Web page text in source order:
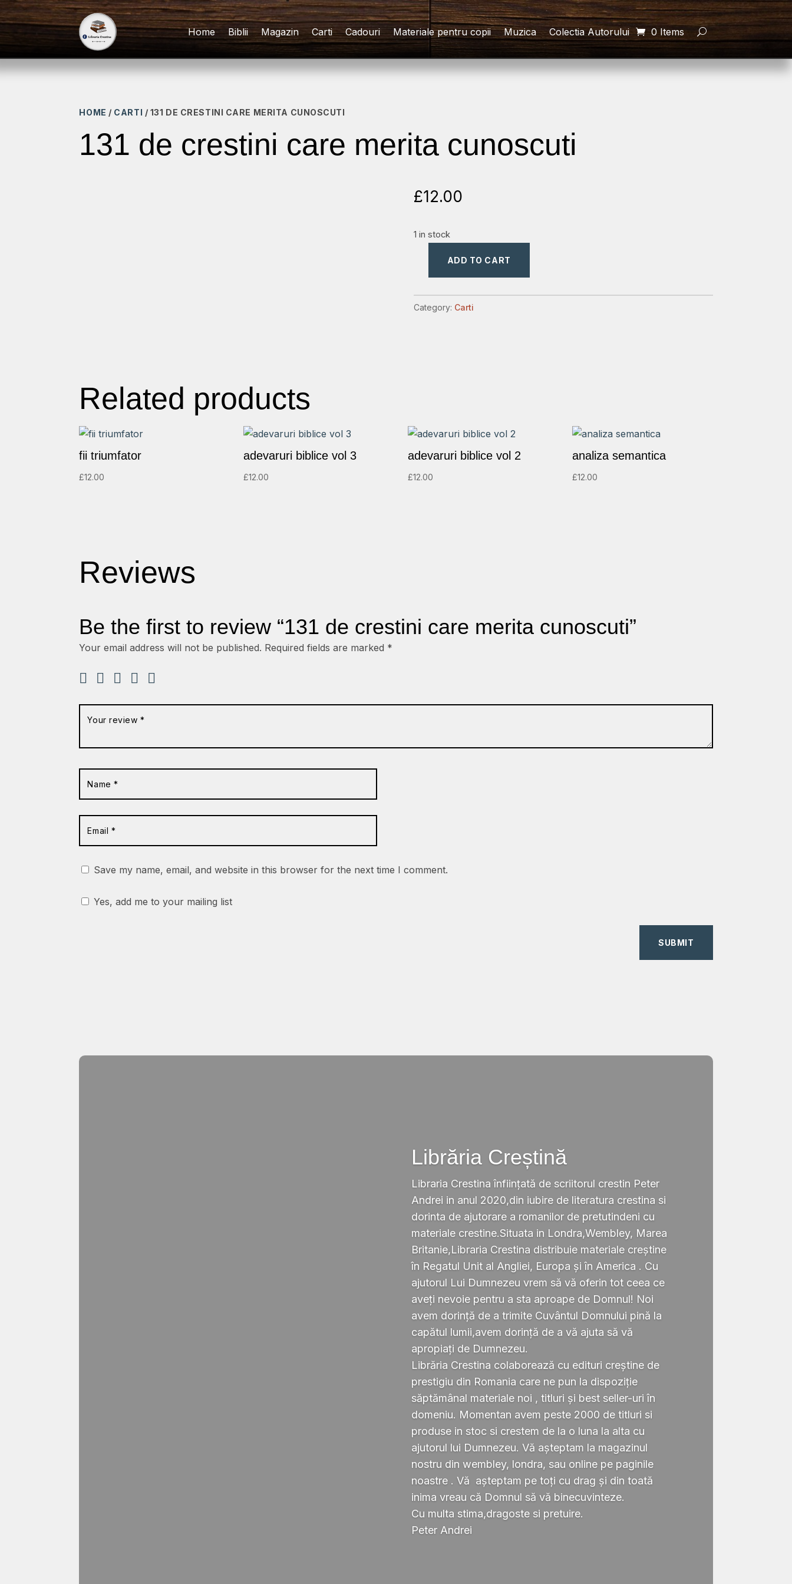
Home Biblii Magazin Carti Cadouri Materiale pentru copii Muzica Colectia Autorului 0 Items
HOME / CARTI / 131 DE CRESTINI CARE MERITA CUNOSCUTI
131 de crestini care merita cunoscuti
£12.00
1 in stock
ADD TO CART
Category: Carti
Related products
fii triumfator
£12.00
adevaruri biblice vol 3
£12.00
adevaruri biblice vol 2
£12.00
analiza semantica
£12.00
Reviews
Be the first to review “131 de crestini care merita cunoscuti”
Your email address will not be published. Required fields are marked *
Save my name, email, and website in this browser for the next time I comment.
Yes, add me to your mailing list
SUBMIT
Librăria Creștină
Libraria Crestina înființată de scriitorul crestin Peter
Andrei in anul 2020,din iubire de literatura crestina si
dorinta de ajutorare a romanilor de pretutindeni cu
materiale crestine.Situata in Londra,Wembley, Marea
Britanie,Libraria Crestina distribuie materiale creștine
în Regatul Unit al Angliei, Europa și în America . Cu
ajutorul Lui Dumnezeu vrem să vă oferin tot ceea ce
aveți nevoie pentru a sta aproape de Domnul! Noi
avem dorință de a trimite Cuvântul Domnului pină la
capătul lumii,avem dorință de a vă ajuta să vă
apropiați de Dumnezeu.
Librăria Crestina colaborează cu edituri creștine de
prestigiu din Romania care ne pun la dispoziție
săptămânal materiale noi , titluri și best seller-uri în
domeniu. Momentan avem peste 2000 de titluri si
produse in stoc si crestem de la o luna la alta cu
ajutorul lui Dumnezeu. Vă așteptam la magazinul
nostru din wembley, londra, sau online pe paginile
noastre . Vă așteptam pe toți cu drag și din toată
inima vreau că Domnul să vă binecuvinteze.
Cu multa stima,dragoste si pretuire.
Peter Andrei